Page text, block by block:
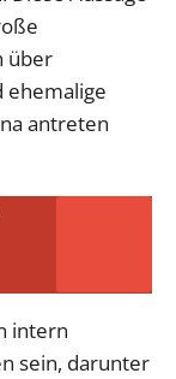
über
ehemalige
antreten
intern
sein, darunter